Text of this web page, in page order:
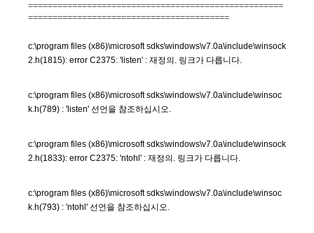
====================================================
=========================================
c:\program files (x86)\microsoft sdks\windows\v7.0a\include\winsock
2.h(1815): error C2375: 'listen' : 재정의. 링크가 다릅니다.
c:\program files (x86)\microsoft sdks\windows\v7.0a\include\winsoc
k.h(789) : 'listen' 선언을 참조하십시오.
c:\program files (x86)\microsoft sdks\windows\v7.0a\include\winsock
2.h(1833): error C2375: 'ntohl' : 재정의. 링크가 다릅니다.
c:\program files (x86)\microsoft sdks\windows\v7.0a\include\winsoc
k.h(793) : 'ntohl' 선언을 참조하십시오.